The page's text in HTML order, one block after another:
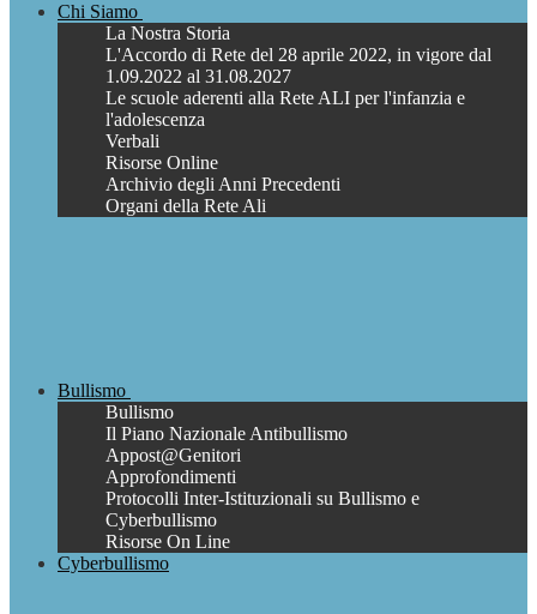
Chi Siamo
La Nostra Storia
L'Accordo di Rete del 28 aprile 2022, in vigore dal
1.09.2022 al 31.08.2027
Le scuole aderenti alla Rete ALI per l'infanzia e
l'adolescenza
Verbali
Risorse Online
Archivio degli Anni Precedenti
Organi della Rete Ali
Bullismo
Bullismo
Il Piano Nazionale Antibullismo
Appost@Genitori
Approfondimenti
Protocolli Inter-Istituzionali su Bullismo e
Cyberbullismo
Risorse On Line
Cyberbullismo